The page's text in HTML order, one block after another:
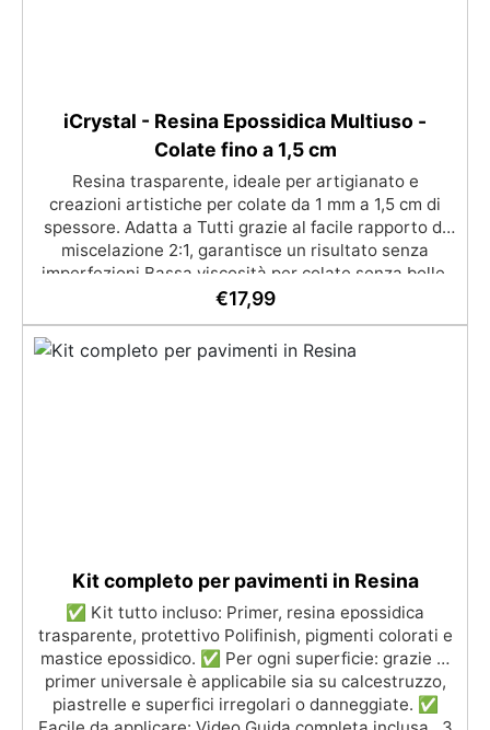
iCrystal - Resina Epossidica Multiuso -
Colate fino a 1,5 cm
Resina trasparente, ideale per artigianato e
creazioni artistiche per colate da 1 mm a 1,5 cm di
spessore. Adatta a Tutti grazie al facile rapporto di
miscelazione 2:1, garantisce un risultato senza
imperfezioni Bassa viscosità per colate senza bolle,
compatibile con legno, silicone, vetro, metallo e altri
per il contatto con la pelle, Bpa Free e senza Solventi
(Voc Free) Superficie lucida, autolivellante e con filtri
€17,99
Kit completo per pavimenti in Resina
✅ Kit tutto incluso: Primer, resina epossidica
trasparente, protettivo Polifinish, pigmenti colorati e
mastice epossidico. ✅ Per ogni superficie: grazie al
primer universale è applicabile sia su calcestruzzo,
piastrelle e superfici irregolari o danneggiate. ✅